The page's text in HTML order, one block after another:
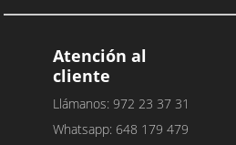
Atención al
cliente
Llámanos: 972 23 37 31
Whatsapp: 648 179 479